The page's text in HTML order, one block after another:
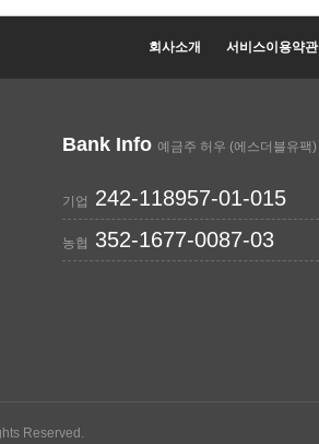
회사소개 서비스이용약관
Bank Info 예금주 허우 (에스더블유팩)
기업 242-118957-01-015
농협 352-1677-0087-03
Reserved.